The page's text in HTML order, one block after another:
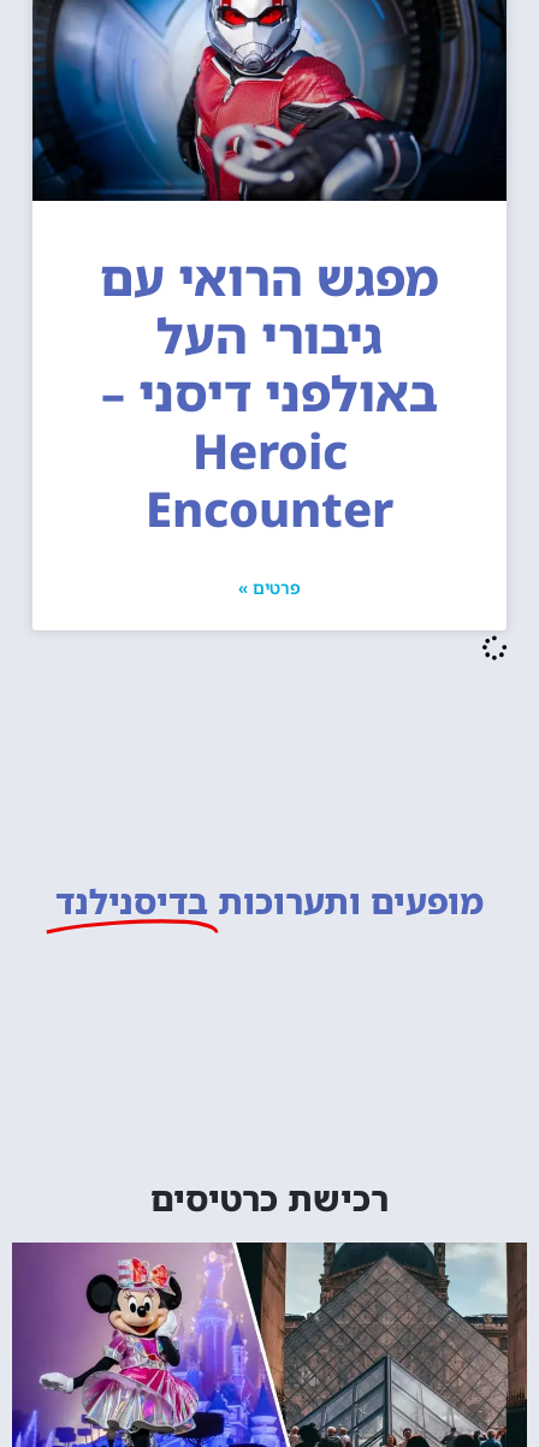
מפגש הרואי עם
גיבורי העל
באולפני דיסני –
Heroic
Encounter
פרטים »
מופעים ותערוכות בדיסנילנד
רכישת כרטיסים